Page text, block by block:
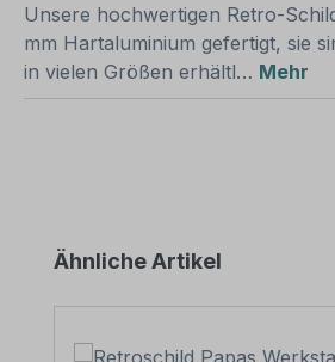
Unsere hochwertigen Retro-
mm Hartaluminium gefertigt, sie
in vielen Größen erhältl… Mehr
Produktgalerie überspringen
Ähnliche Artikel